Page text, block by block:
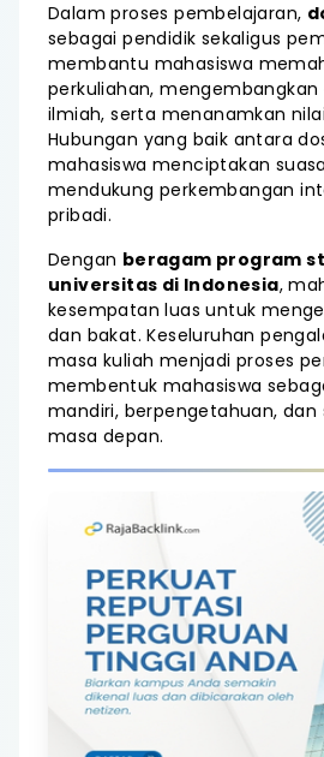
Dalam proses pembelajaran,
sebagai pendidik sekaligus
membantu mahasiswa
perkuliahan, mengembangkan
ilmiah, serta menanamkan
Hubungan yang baik antara
mahasiswa menciptakan
mendukung perkembangan
pribadi.
Dengan beragam program
universitas di Indonesia,
kesempatan luas untuk
dan bakat. Keseluruhan
masa kuliah menjadi proses
membentuk mahasiswa
mandiri, berpengetahuan, dan
masa depan.